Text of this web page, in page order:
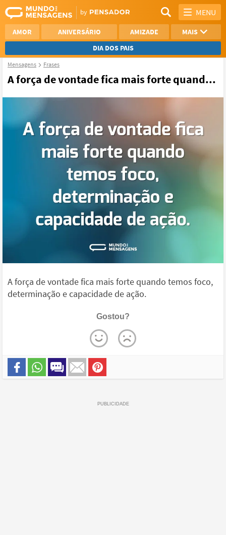
MENU
AMOR ANIVERSÁRIO AMIZADE
MAIS
DIA DOS PAIS
REFLEXÃO
AGRADECIMENTO
Mensagens Frases
A força de vontade fica mais forte quand...
A força de vontade fica mais forte quando temos foco,
determinação e capacidade de ação.
Gostou?